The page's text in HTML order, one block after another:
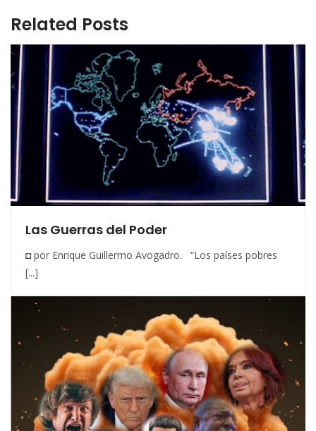
Related Posts
Las Guerras del Poder
◘ por Enrique Guillermo Avogadro. “Los países pobres
[...]